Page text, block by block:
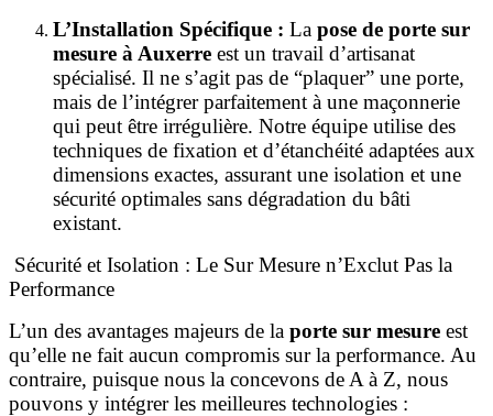
L’Installation Spécifique : La pose de porte sur
mesure à Auxerre est un travail d’artisanat
spécialisé. Il ne s’agit pas de “plaquer” une porte,
mais de l’intégrer parfaitement à une maçonnerie
qui peut être irrégulière. Notre équipe utilise des
techniques de fixation et d’étanchéité adaptées aux
dimensions exactes, assurant une isolation et une
sécurité optimales sans dégradation du bâti
existant.
Sécurité et Isolation : Le Sur Mesure n’Exclut Pas la
Performance
L’un des avantages majeurs de la porte sur mesure est
qu’elle ne fait aucun compromis sur la performance. Au
contraire, puisque nous la concevons de A à Z, nous
pouvons y intégrer les meilleures technologies :